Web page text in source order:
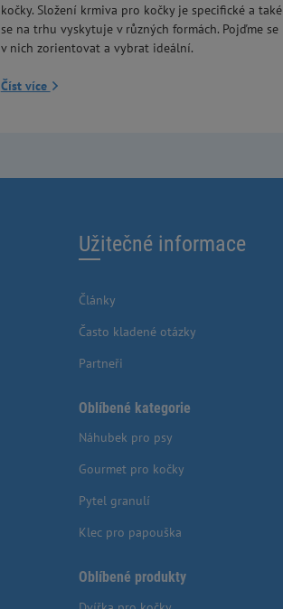
kočky. Složení krmiva pro kočky je specifické a také
se na trhu vyskytuje v různých formách. Pojďme se
v nich zorientovat a vybrat ideální.
Číst více
Užitečné informace
Články
Často kladené otázky
Partneři
Oblíbené kategorie
Náhubek pro psy
Gourmet pro kočky
Pytel granulí
Klec pro papouška
Oblíbené produkty